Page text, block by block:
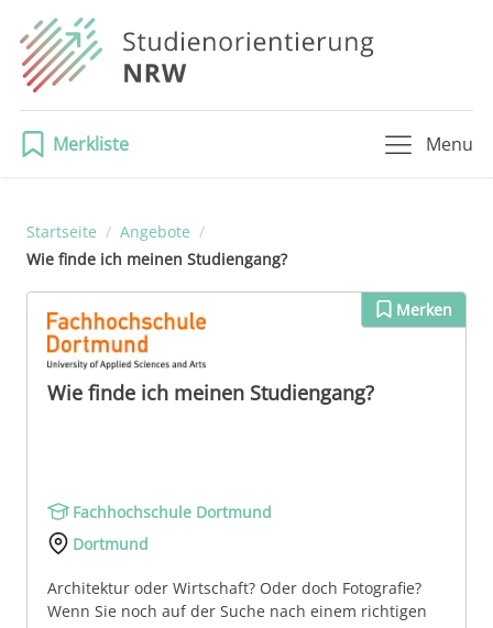
Merkliste Menu
Startseite / Angebote /
Wie finde ich meinen Studiengang?
Merken
Wie finde ich meinen Studiengang?
Fachhochschule Dortmund
Dortmund
Architektur oder Wirtschaft? Oder doch Fotografie?
Wenn Sie noch auf der Suche nach einem richtigen